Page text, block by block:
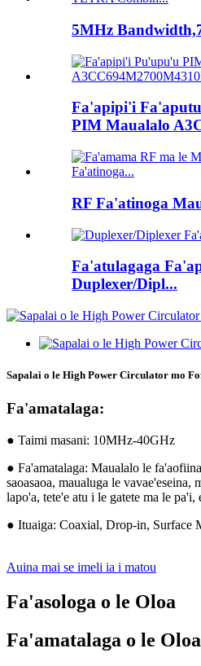
5MHz
Fa'apipi'i
PIM Maualalo
RF Fa'atinoga
Fa'atulagaga
Duplexer/Dipl...
Sapalai o le High Power Circulator mo
Fa'amatalaga:
● Taimi masani: 10MHz-40GHz
● Fa'amatalaga: Maualalo le
saoasaoa, maualuga le
lapo'a, tete'e atu i le gatete ma le pa'i,
● Ituaiga: Coaxial, Drop-in, Surface
Auina mai se imeli ia i matou
Fa'asologa o le Oloa
Fa'amatalaga o le Oloa